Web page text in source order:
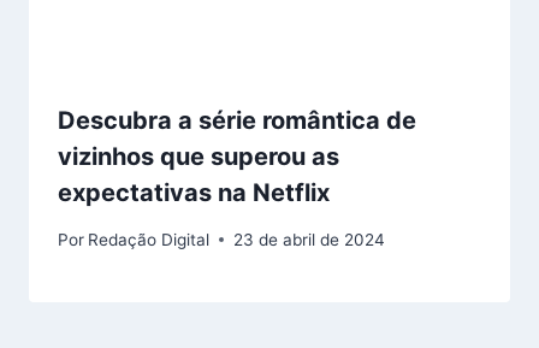
Descubra a série romântica de
vizinhos que superou as
expectativas na Netflix
Por Redação Digital 23 de abril de 2024